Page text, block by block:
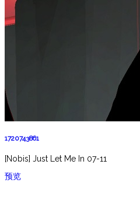
1720743861
[Nobis] Just Let Me In 07-11
预览